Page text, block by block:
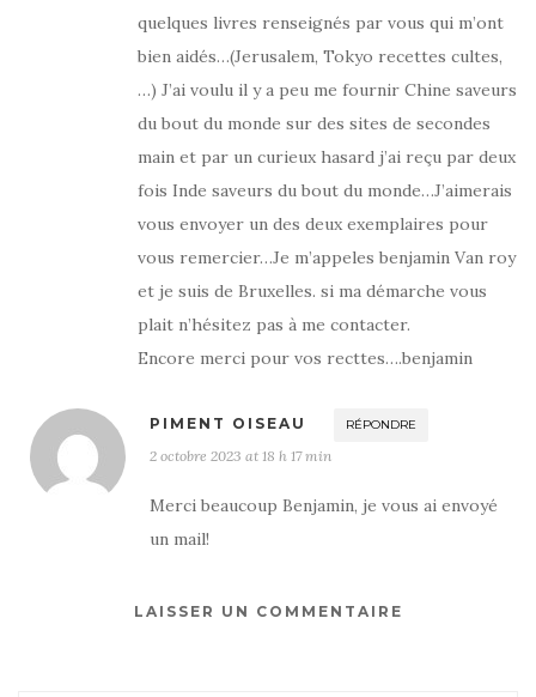
quelques livres renseignés par vous qui m’ont
bien aidés…(Jerusalem, Tokyo recettes cultes,
…) J’ai voulu il y a peu me fournir Chine saveurs
du bout du monde sur des sites de secondes
main et par un curieux hasard j’ai reçu par deux
fois Inde saveurs du bout du monde…J’aimerais
vous envoyer un des deux exemplaires pour
vous remercier…Je m’appeles benjamin Van roy
et je suis de Bruxelles. si ma démarche vous
plait n’hésitez pas à me contacter.
Encore merci pour vos recttes….benjamin
PIMENT OISEAU RÉPONDRE
2 octobre 2023 at 18 h 17 min
Merci beaucoup Benjamin, je vous ai envoyé
un mail!
LAISSER UN COMMENTAIRE